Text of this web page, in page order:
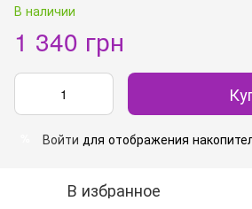
В наличии
1 340 грн
Войти для отображения
В избранное